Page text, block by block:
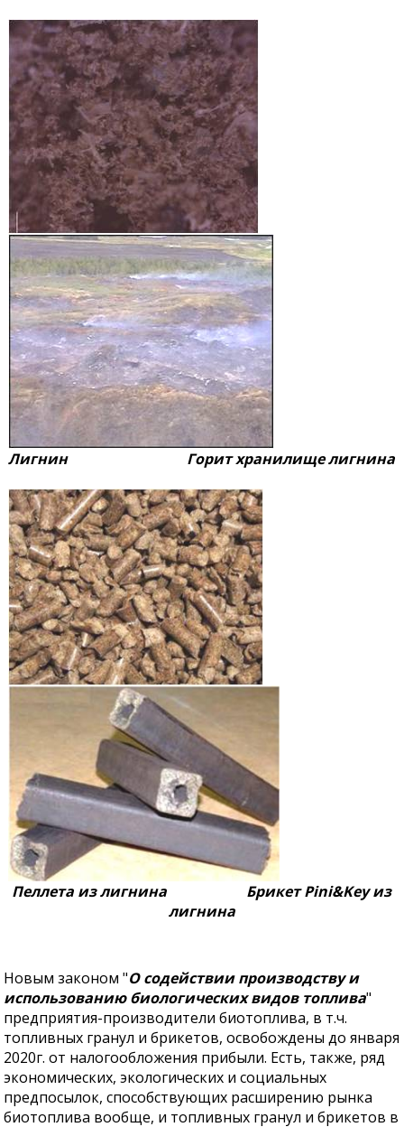
Лигнин Горит хранилище лигнина
Пеллета из лигнина Брикет Pini&Key из
лигнина
Новым законом "О содействии производству и
использованию биологических видов топлива"
предприятия-производители биотоплива, в т.ч.
топливных гранул и брикетов, освобождены до января
2020г. от налогообложения прибыли. Есть, также, ряд
экономических, экологических и социальных
предпосылок, способствующих расширению рынка
биотоплива вообще, и топливных гранул и брикетов в